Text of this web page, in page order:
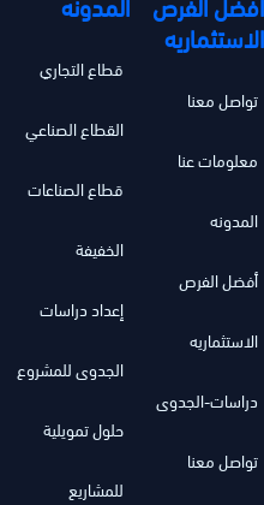
قطاع التجاري
القطاع الصناعي
قطاع الصناعات
الخفيفة
إعداد دراسات
الجدوى للمشروع
حلول تمويلية
للمشاريع
الاستثماريه
تواصل معنا
معلومات عنا
المدونه
أفضل الفرص
الاستثماريه
دراسات-الجدوى
تواصل معنا